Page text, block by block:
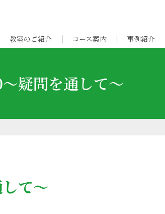
教室のご紹介 コース案内 事例紹介
疑問を通して〜
て〜